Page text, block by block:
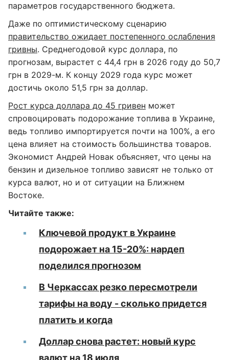
параметров государственного бюджета.
Даже по оптимистическому сценарию
правительство ожидает постепенного ослабления
гривны. Среднегодовой курс доллара, по
прогнозам, вырастет с 44,4 грн в 2026 году до 50,7
грн в 2029-м. К концу 2029 года курс может
достичь около 51,5 грн за доллар.
Рост курса доллара до 45 гривен может
спровоцировать подорожание топлива в Украине,
ведь топливо импортируется почти на 100%, а его
цена влияет на стоимость большинства товаров.
Экономист Андрей Новак объясняет, что цены на
бензин и дизельное топливо зависят не только от
курса валют, но и от ситуации на Ближнем
Востоке.
Читайте также:
Ключевой продукт в Украине
подорожает на 15-20%: нардеп
поделился прогнозом
В Черкассах резко пересмотрели
тарифы на воду - сколько придется
платить и когда
Доллар снова растет: новый курс
валют на 18 июля